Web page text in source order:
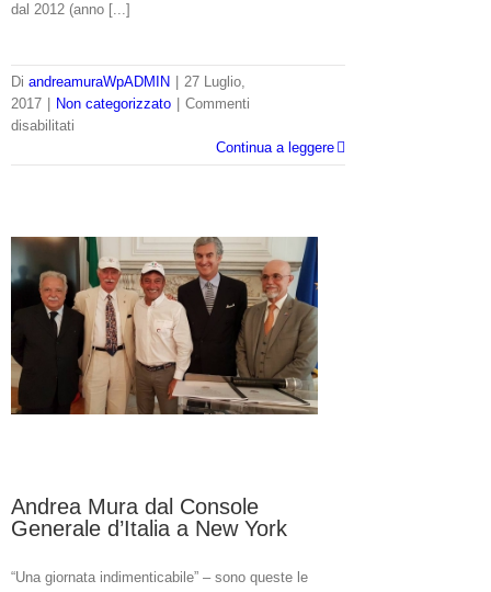
dal 2012 (anno [...]
Di andreamuraWpADMIN
27 Luglio,
2017
Non categorizzato
Commenti
disabilitati
Mura
Cagliari!
Continua a leggere
Andrea Mura dal Console
Generale d’Italia a New York
“Una giornata indimenticabile” – sono queste le